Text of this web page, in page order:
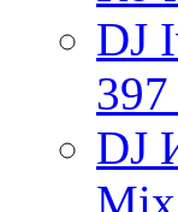
DJ
DJ